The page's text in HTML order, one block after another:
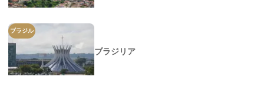
ブラジル
ブラジリア